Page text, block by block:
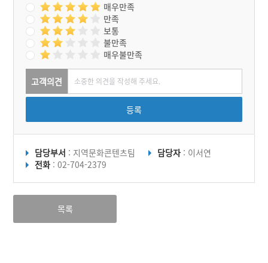
매우만족
만족
보통
불만족
매우불만족
고객의견
등록
담당부서 : 지역문화콘텐츠팀 담당자 : 이서연
전화 : 02-704-2379
목록